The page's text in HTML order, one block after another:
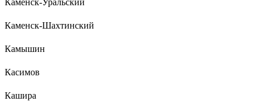
Каменск-Шахтинский
Камышин
Касимов
Кашира